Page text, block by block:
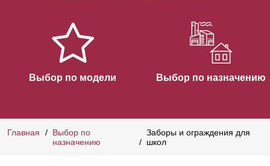
Выбор по модели Выбор по назначению
Главная
Выбор по
назначению
Заборы и ограждения для
школ